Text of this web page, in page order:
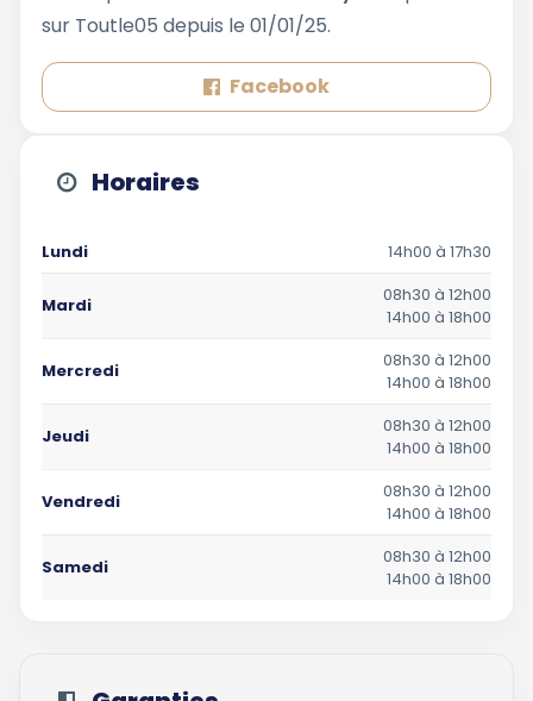
sur Toutle05 depuis le 01/01/25.
Facebook
Horaires
Lundi 14h00 à 17h30
Mardi
08h30 à 12h00
14h00 à 18h00
Mercredi
08h30 à 12h00
14h00 à 18h00
Jeudi
08h30 à 12h00
14h00 à 18h00
Vendredi
08h30 à 12h00
14h00 à 18h00
Samedi
08h30 à 12h00
14h00 à 18h00